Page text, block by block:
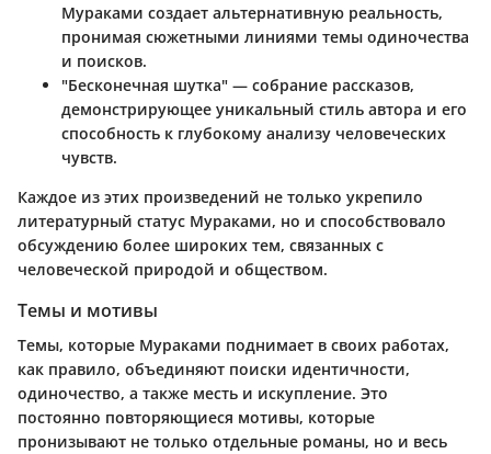
Мураками создает альтернативную реальность,
пронимая сюжетными линиями темы одиночества
и поисков.
"Бесконечная шутка" — собрание рассказов,
демонстрирующее уникальный стиль автора и его
способность к глубокому анализу человеческих
чувств.
Каждое из этих произведений не только укрепило
литературный статус Мураками, но и способствовало
обсуждению более широких тем, связанных с
человеческой природой и обществом.
Темы и мотивы
Темы, которые Мураками поднимает в своих работах,
как правило, объединяют поиски идентичности,
одиночество, а также месть и искупление. Это
постоянно повторяющиеся мотивы, которые
пронизывают не только отдельные романы, но и весь